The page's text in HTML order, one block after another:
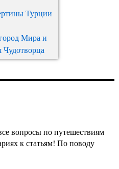
Турции
Мира и
Чудотворца
вопросы по путешествиям
к статьям! По поводу